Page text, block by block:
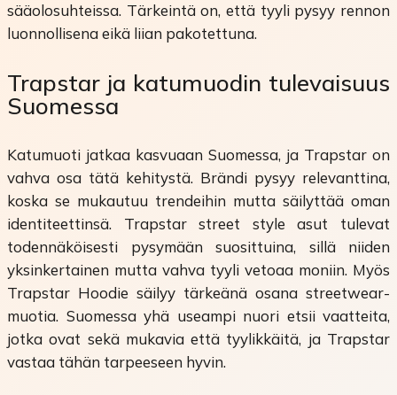
sääolosuhteissa. Tärkeintä on, että tyyli pysyy rennon
luonnollisena eikä liian pakotettuna.
Trapstar ja katumuodin tulevaisuus
Suomessa
Katumuoti jatkaa kasvuaan Suomessa, ja Trapstar on
vahva osa tätä kehitystä. Brändi pysyy relevanttina,
koska se mukautuu trendeihin mutta säilyttää oman
identiteettinsä. Trapstar street style asut tulevat
todennäköisesti pysymään suosittuina, sillä niiden
yksinkertainen mutta vahva tyyli vetoaa moniin. Myös
Trapstar Hoodie säilyy tärkeänä osana streetwear-
muotia. Suomessa yhä useampi nuori etsii vaatteita,
jotka ovat sekä mukavia että tyylikkäitä, ja Trapstar
vastaa tähän tarpeeseen hyvin.